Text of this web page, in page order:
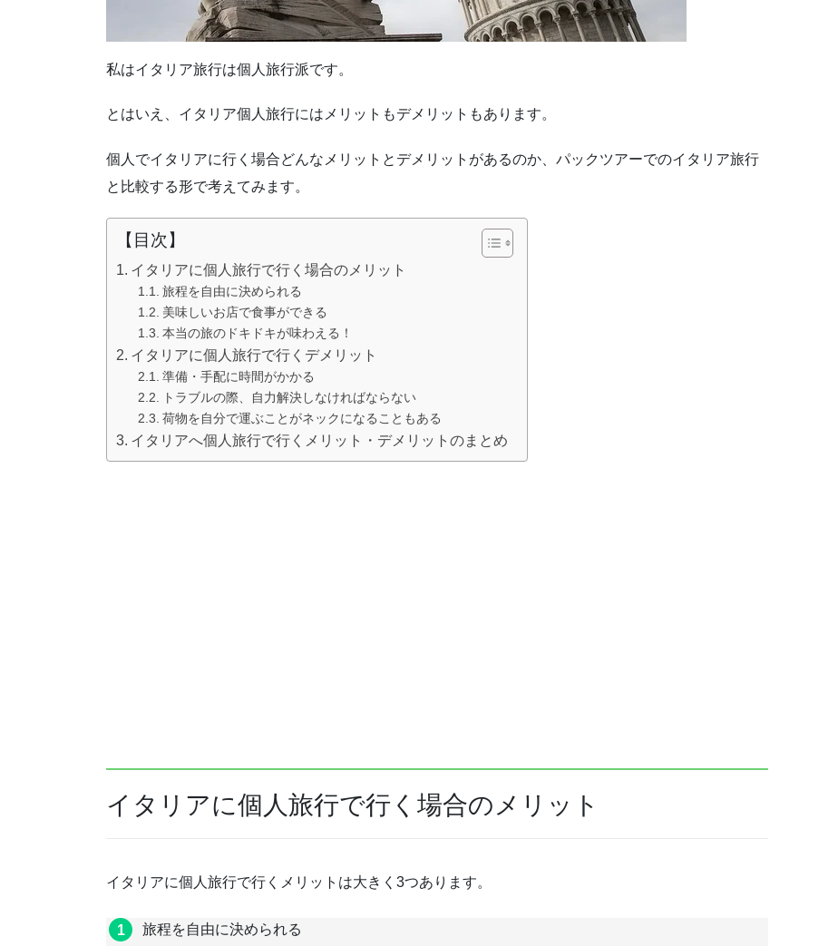
私はイタリア旅行は個人旅行派です。
とはいえ、イタリア個人旅行にはメリットもデメリットもあります。
個人でイタリアに行く場合どんなメリットとデメリットがあるのか、パックツアーでのイタリア旅行
と比較する形で考えてみます。
【目次】
イタリアに個人旅行で行く場合のメリット
旅程を自由に決められる
美味しいお店で食事ができる
本当の旅のドキドキが味わえる！
イタリアに個人旅行で行くデメリット
準備・手配に時間がかかる
トラブルの際、自力解決しなければならない
荷物を自分で運ぶことがネックになることもある
イタリアへ個人旅行で行くメリット・デメリットのまとめ
イタリアに個人旅行で行く場合のメリット
イタリアに個人旅行で行くメリットは大きく3つあります。
旅程を自由に決められる